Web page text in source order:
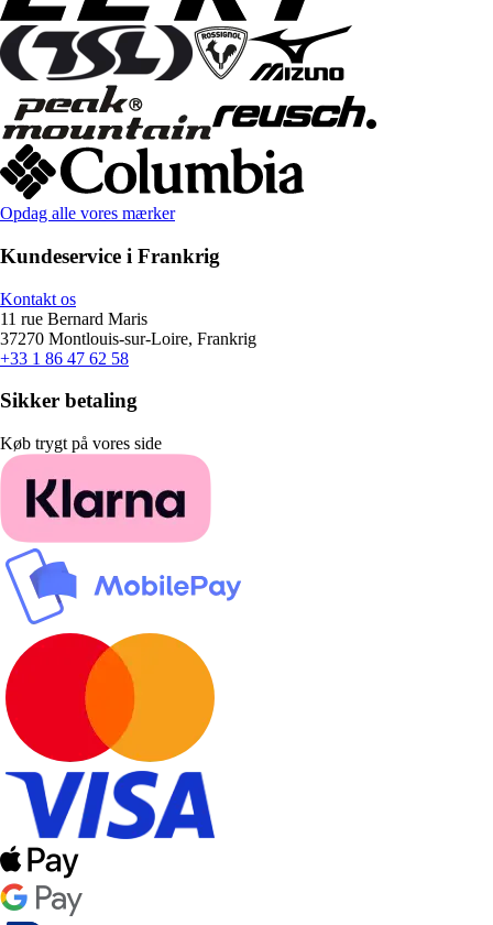
Opdag alle vores mærker
Kundeservice i Frankrig
Kontakt os
11 rue Bernard Maris
37270 Montlouis-sur-Loire, Frankrig
+33 1 86 47 62 58
Sikker betaling
Køb trygt på vores side